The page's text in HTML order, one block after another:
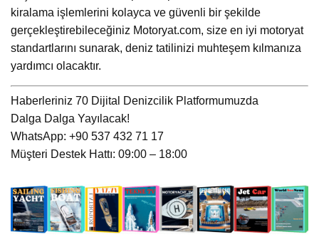
kiralama işlemlerini kolayca ve güvenli bir şekilde
gerçekleştirebileceğiniz Motoryat.com, size en iyi motoryat
standartlarını sunarak, deniz tatilinizi muhteşem kılmanıza
yardımcı olacaktır.
Haberleriniz 70 Dijital Denizcilik Platformumuzda
Dalga Dalga Yayılacak!
WhatsApp: +90 537 432 71 17
Müşteri Destek Hattı: 09:00 – 18:00